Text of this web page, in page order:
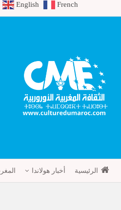
English French
الرئيسية أخبار هولاندا